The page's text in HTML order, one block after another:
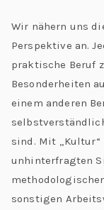
Wir nähern uns
Perspektive an.
praktische Beruf
Besonderheiten
einem anderen
sind. Mit
unhinterfragten
sonstigen